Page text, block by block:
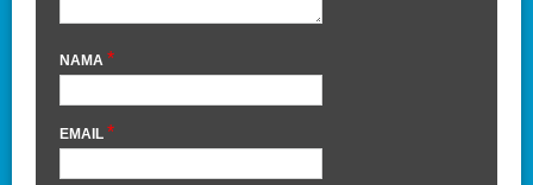
NAMA *
EMAIL *